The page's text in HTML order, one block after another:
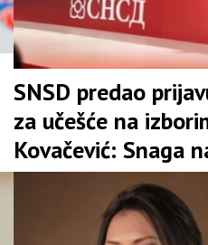
SNSD predao
za učešće na
Kovačević: Snaga
stranke je garant